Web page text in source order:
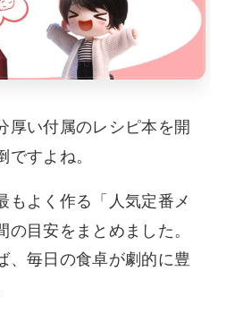
厚い付属のレシピ本を開
すよね。
もよく作る「人気定番メ
目安をまとめました。
、毎日の食卓が劇的に豊